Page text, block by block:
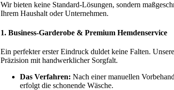
Wir bieten keine Standard-Lösungen, sondern
Ihrem Haushalt oder Unternehmen.
1. Business-Garderobe & Premium Hemdenservice
Ein perfekter erster Eindruck duldet keine Falten. Unsere
Präzision mit handwerklicher Sorgfalt.
Das Verfahren: Nach einer manuellen
erfolgt die schonende Wäsche.